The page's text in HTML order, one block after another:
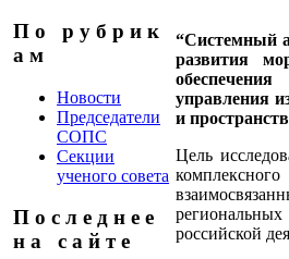
П о р у б р и к
а м
Новости
Председатели
СОПС
Секции
ученого совета
П о с л е д н е е
н а с а й т е
“Системный
развития
управления
и
Цель
российской